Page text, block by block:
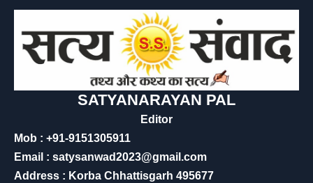
SATYANARAYAN PAL
Editor
Mob : +91-9151305911
Email : satysanwad2023@gmail.com
Address : Korba Chhattisgarh 495677